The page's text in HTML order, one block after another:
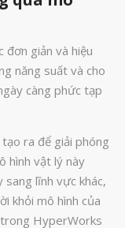
FDM Để Bàn & Công
– In 3D Sinh Học Ứng
Kim Loại
Lực & Mô Phỏng
Geomagic: Phân Tích
đơn giản và hiệu
năng suất và cho
càng phức tạp
ra để giải phóng
hình vật lý này
lĩnh vực khác,
khỏi mô hình của
HyperWorks